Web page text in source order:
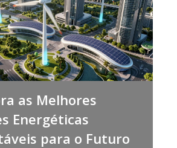
as Melhores
Energéticas
para o Futuro